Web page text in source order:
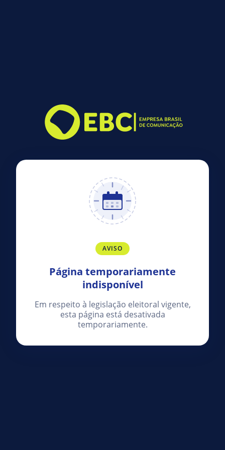
AVISO
Página temporariamente
indisponível
Em respeito à legislação eleitoral vigente,
esta página está desativada
temporariamente.